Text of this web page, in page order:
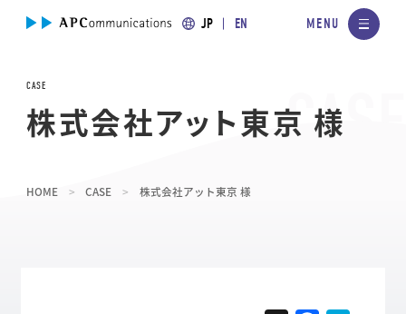
JP EN
CASE
株式会社アット東京 様
HOME CASE 株式会社アット東京 様